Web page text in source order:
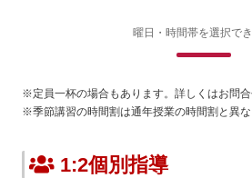
曜日・時間帯を選択で
※定員一杯の場合もあります。詳しくはお問合
※季節講習の時間割は通年授業の時間割と異
1:2個別指導